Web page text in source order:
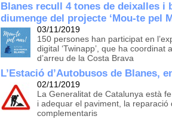
Blanes recull 4 tones de deixalles i
diumenge del projecte ‘Mou-te pel
03/11/2019
150 persones han participat en
digital ‘Twinapp’, que ha
d’arreu de la Costa Brava
L’Estació d’Autobusos de Blanes,
02/11/2019
La Generalitat de Catalunya està
i adequar el paviment, la
complementaris